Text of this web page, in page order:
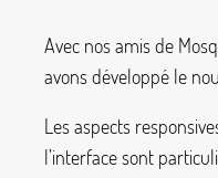
Avec nos amis de
avons développé le
Les aspects
l’interface sont